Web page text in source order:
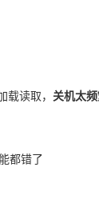
读取， 关机太